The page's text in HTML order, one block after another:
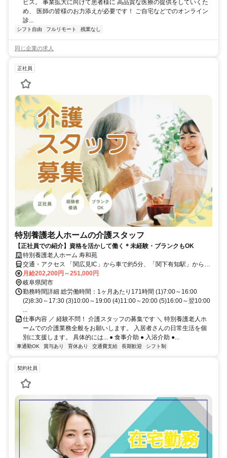
ビス。 事業拡大に向けて患者様に 高品質な医療の提供をしていくた
め、 医師の皆様のお力添えが必要です！ ご自宅などでのオンライン
診...
シフト自由 フルリモート 残業なし
同じ企業の求人
正社員
特別養護老人ホームの介護スタッフ
【正社員での紹介】資格を活かして働く＊未経験・ブランクもOK
特別養護老人ホーム 寿和苑
交通・アクセス 「関広見IC」から車で約5分、「関下有知駅」から車
で約15分 ※車通勤OK
月給202,200円～251,000円
岐阜県関市
勤務時間詳細 総労働時間：1ヶ月あたり171時間 (1)7:00～16:00
(2)8:30～17:30 (3)10:00～19:00 (4)11:00～20:00 (5)16:00～翌10:00
...
仕事内容 ／ 経験不問！ 介護スタッフの募集です ＼ 特別養護老人ホ
ームでの介護業務全般をお願いします。 入居者さんの日常生活を個
別に支援します。 具体的には... ● 食事介助 ● 入浴介助 ●...
車通勤OK 賞与あり 育休あり 交通費支給 長期歓迎 シフト制
契約社員